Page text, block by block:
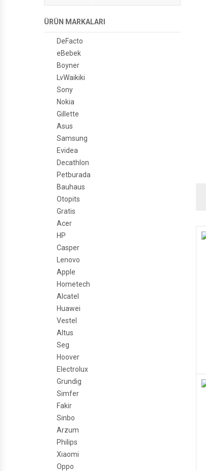
ÜRÜN MARKALARI
DeFacto
eBebek
Boyner
LvWaikiki
Sony
Nokia
Gillette
Asus
Samsung
Evidea
Decathlon
Petburada
Bauhaus
Otopits
Gratis
Acer
HP
Casper
Lenovo
Apple
Hometech
Alcatel
Huawei
Vestel
Altus
Seg
Hoover
Electrolux
Grundig
Simfer
Fakir
Sinbo
Arzum
Philips
Xiaomi
Oppo